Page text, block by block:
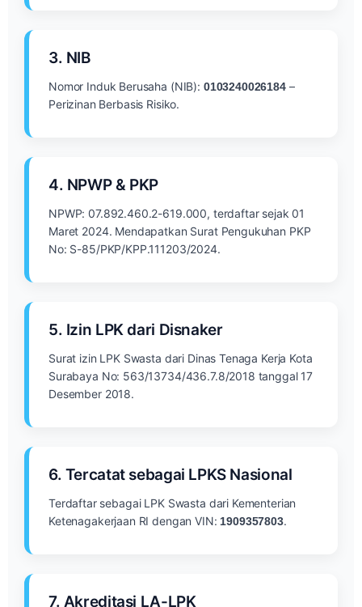
3. NIB
Nomor Induk Berusaha (NIB): 0103240026184–
Perizinan Berbasis Risiko.
4. NPWP & PKP
NPWP: 07.892.460.2-619.000, terdaftar sejak 01
Maret 2024. Mendapatkan Surat Pengukuhan PKP
No: S-85/PKP/KPP.111203/2024.
5. Izin LPK dari Disnaker
Surat izin LPK Swasta dari Dinas Tenaga Kerja Kota
Surabaya No: 563/13734/436.7.8/2018 tanggal 17
Desember 2018.
6. Tercatat sebagai LPKS Nasional
Terdaftar sebagai LPK Swasta dari Kementerian
Ketenagakerjaan RI dengan VIN: 1909357803.
7. Akreditasi LA-LPK